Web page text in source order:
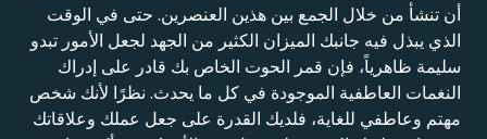
أن تنشأ من خلال الجمع بين هذين العنصرين. حتى في الوقت
الذي يبذل فيه جانبك الميزان الكثير من الجهد لجعل الأمور تبدو
سليمة ظاهرياً، فإن قمر الحوت الخاص بك قادر على إدراك
النغمات العاطفية الموجودة في كل ما يحدث. نظرًا لأنك شخص
مهتم وعاطفي للغاية، فلديك القدرة على جعل عملك وعلاقاتك